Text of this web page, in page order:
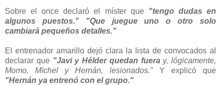
Sobre el once declaró el míster que"tengo dudas en
algunos puestos." "Que juegue uno o otro solo
cambiará pequeños detalles."
El entrenador amarillo dejó clara la lista de convocados al
declarar que "Javi y Hélder quedan fuera y, lógicamente,
Momo, Míchel y Hernán, lesionados." Y explicó que
"Hernán ya entrenó con el grupo."